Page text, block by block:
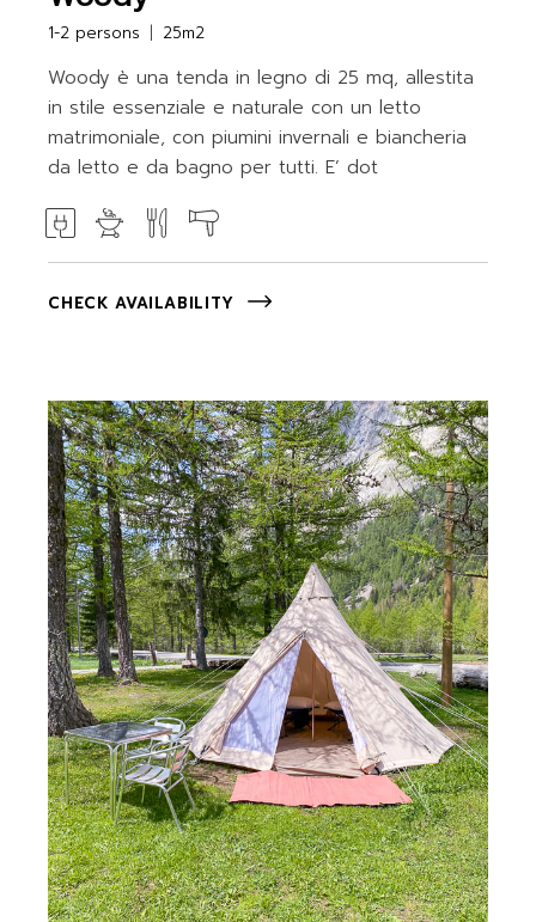
1-2 persons 25m2
Woody è una tenda in legno di 25 mq, allestita
in stile essenziale e naturale con un letto
matrimoniale, con piumini invernali e biancheria
da letto e da bagno per tutti. E’ dot
CHECK AVAILABILITY